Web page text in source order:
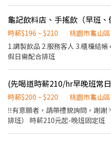
性排班，學業工作好安排 • 免費
溫馨友善 沒經驗沒關係，有
時薪$196 ~ $210
桃園市龜山區
1.調製飲品 2.服務客人 3.櫃檯結
假日需配合排班
時薪$200 ~ $220
桃園市龜山區
‼️有意願者，請帶禮貌詢問，謝謝 💡只招募長期#長期(寒暑假需配合
排班） 時薪210元起-晚班固定班 （需達一定時數） 強力徵求常日